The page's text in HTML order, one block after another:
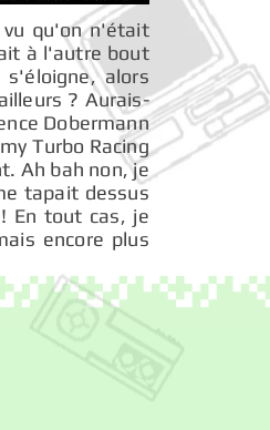
vu qu'on n'était
à l'autre bout
alors
? Aurais-
Dobermann
Turbo Racing
Ah bah non, je
tapait dessus
En tout cas, je
encore plus